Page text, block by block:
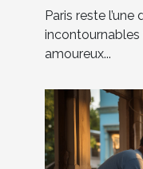
Paris reste
amoureux...